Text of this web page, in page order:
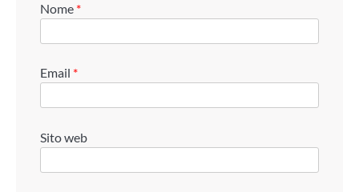
Nome *
Email *
Sito web